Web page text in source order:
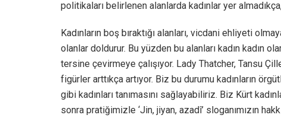
politikaları belirlenen alanlarda kadınlar yer
Kadınların boş bıraktığı alanları, vicdani ehliyeti
olanlar doldurur. Bu yüzden bu alanları kadın kadın
tersine çevirmeye çalışıyor. Lady Thatcher, Tansu
figürler arttıkça artıyor. Biz bu durumu kadınların
gibi kadınları tanımasını sağlayabiliriz. Biz Kürt
sonra pratiğimizle ‘Jin, jiyan, azadî’ sloganımızın